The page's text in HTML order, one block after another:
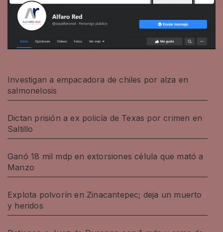
Investigan a empacadora de chiles por alza en
salmonelosis
Dictan prisión a ex policía de Texas por crimen en
Saltillo
Ganó 18 mil mdp en extorsiones célula que mató a
Manzo
Explota polvorín en Zinacantepec; deja un muerto
y heridos